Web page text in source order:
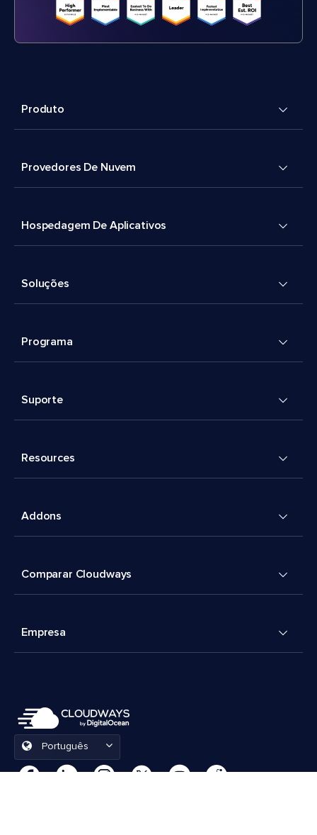
Produto
Provedores De Nuvem
Hospedagem De Aplicativos
Soluções
Programa
Suporte
Resources
Addons
Comparar Cloudways
Empresa
Português